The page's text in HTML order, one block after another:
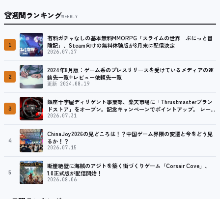
🏆週間ランキングWEEKLY
1
有料ガチャなしの基本無料MMORPG「スライムの世界 ぷにっと冒
険記」、Steam向けの無料体験版が8月末に配信決定
2026.07.27
2
2024年8月版：ゲーム系のプレスリリースを受けているメディアの連
絡先一覧+レビュー依頼先一覧
更新 2024.08.19
3
銀座十字屋ディリゲント事業部、楽天市場に「Thrustmasterブラン
ドストア」をオープン。記念キャンペーンでポイントアップ。 レーシ
ング／フライトシム向けコントローラーを中心に、幅広くラインナッ
2026.07.31
4
ChinaJoy2026の見どころは！？中国ゲーム界隈の変遷と今をどう見
るか！？
2026.07.15
5
断崖絶壁に海賊のアジトを築く街づくりゲーム「Corsair Cove」、
1.0正式版が配信開始！
2026.08.06